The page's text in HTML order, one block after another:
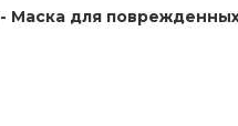
Lebel Proedit Care Works Bounce Fit Treatment - Маска для